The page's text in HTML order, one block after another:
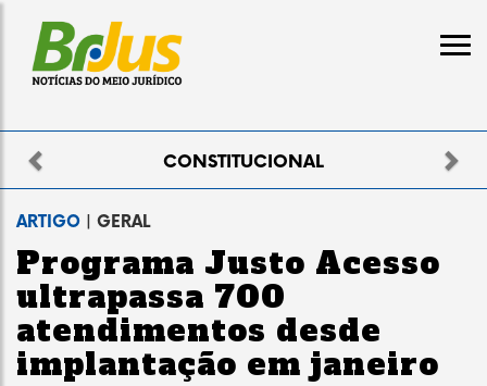
ELEITORAL
Previous
ARTIGO | GERAL
Programa Justo Acesso
ultrapassa 700
atendimentos desde
implantação em janeiro